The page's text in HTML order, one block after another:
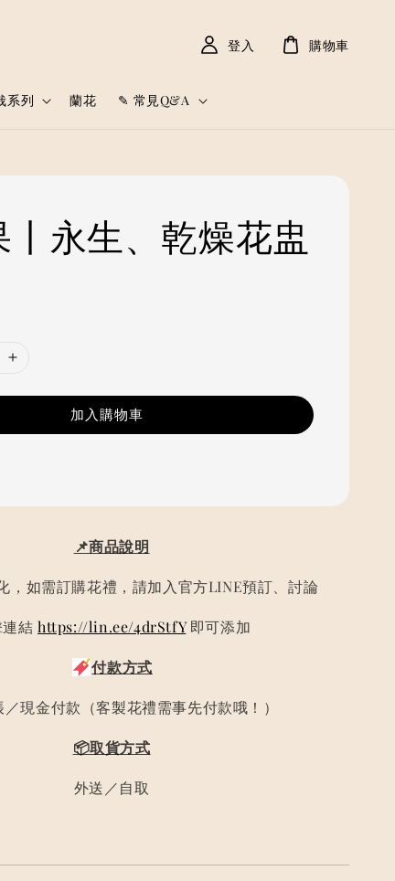
系列 蘭花 ✎ 常見Q&A
登入 購物車
永生、乾燥花盅
加入購物車
📌商品說明
，如需訂購花禮，請加入官方LINE預訂、討論
結 https://lin.ee/4drStfY即可添加
付款方式
現金付款（客製花禮需事先付款哦！）
📦取貨方式
外送／自取